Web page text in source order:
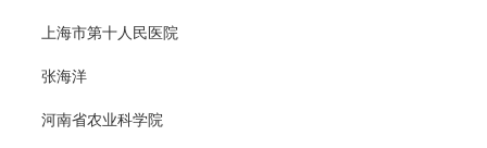
上海市第十人民医院
张海洋
河南省农业科学院